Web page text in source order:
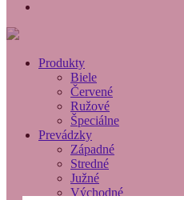
Produkty
Biele
Červené
Ružové
Špeciálne
Prevádzky
Západné
Stredné
Južné
Východné